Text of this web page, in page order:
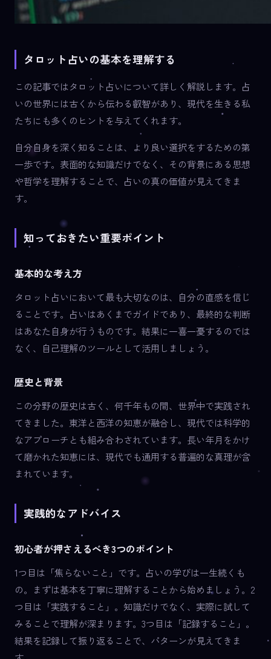
タロット占いの基本を理解する
この記事ではタロット占いについて詳しく解説します。占
いの世界には古くから伝わる叡智があり、現代を生きる私
たちにも多くのヒントを与えてくれます。
自分自身を深く知ることは、より良い選択をするための第
一歩です。表面的な知識だけでなく、その背景にある思想
や哲学を理解することで、占いの真の価値が見えてきま
す。
知っておきたい重要ポイント
基本的な考え方
タロット占いにおいて最も大切なのは、自分の直感を信じ
ることです。占いはあくまでガイドであり、最終的な判断
はあなた自身が行うものです。結果に一喜一憂するのでは
なく、自己理解のツールとして活用しましょう。
歴史と背景
この分野の歴史は古く、何千年もの間、世界中で実践され
てきました。東洋と西洋の知恵が融合し、現代では科学的
なアプローチとも組み合わされています。長い年月をかけ
て磨かれた知恵には、現代でも通用する普遍的な真理が含
まれています。
実践的なアドバイス
初心者が押さえるべき3つのポイント
1つ目は「焦らないこと」です。占いの学びは一生続くも
の。まずは基本を丁寧に理解することから始めましょう。2
つ目は「実践すること」。知識だけでなく、実際に試して
みることで理解が深まります。3つ目は「記録すること」。
結果を記録して振り返ることで、パターンが見えてきま